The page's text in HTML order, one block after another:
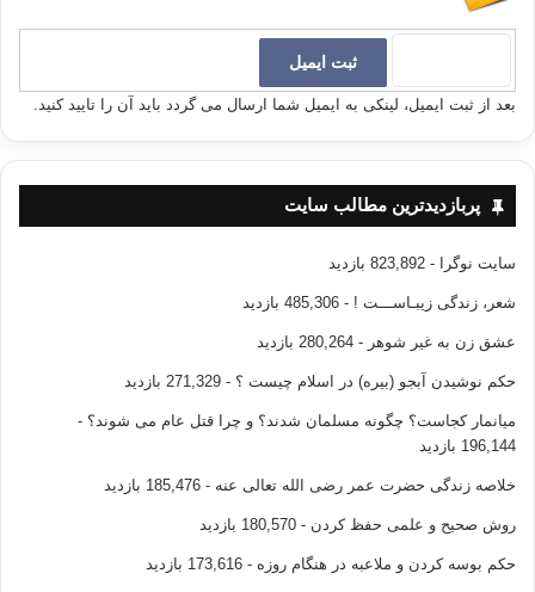
بعد از ثبت ایمیل، لینکی به ایمیل شما ارسال می گردد باید آن را تایید کنید.
پربازدیدترین مطالب سایت
سایت نوگرا - 823,892 بازدید
شعر، زندگی زیبـاســـت ! - 485,306 بازدید
عشق زن به غیر شوهر - 280,264 بازدید
حکم نوشیدن آبجو (بیره) در اسلام چیست ؟ - 271,329 بازدید
میانمار کجاست؟ چگونه مسلمان شدند؟ و چرا قتل عام می شوند؟ -
196,144 بازدید
خلاصه زندگی حضرت عمر رضی الله تعالی عنه - 185,476 بازدید
روش صحیح و علمی حفظ کردن - 180,570 بازدید
حکم بوسه کردن و ملاعبه در هنگام روزه - 173,616 بازدید